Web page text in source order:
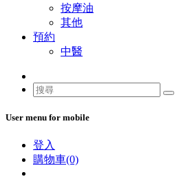
按摩油
其他
預約
中醫
User menu for mobile
登入
購物車(0)